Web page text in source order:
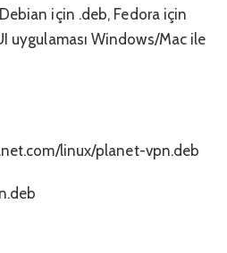
için .deb, Fedora için
uygulaması Windows/Mac ile
linux/planet-vpn.deb